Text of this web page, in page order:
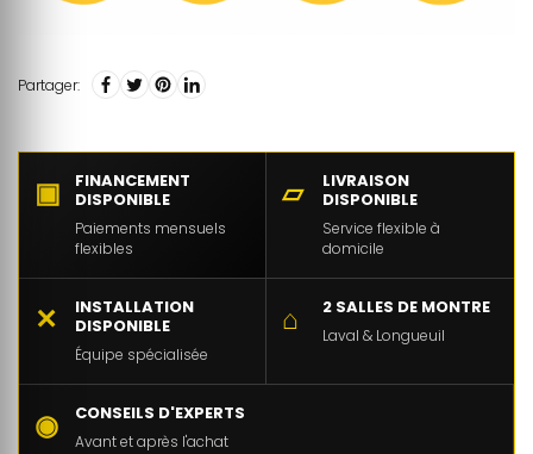
Partager:
▣
FINANCEMENT
DISPONIBLE
Paiements mensuels
flexibles
▱
LIVRAISON
DISPONIBLE
Service flexible à
domicile
✕
INSTALLATION
DISPONIBLE
Équipe spécialisée
⌂ 2 SALLES DE MONTRE
Laval & Longueuil
◉ CONSEILS D'EXPERTS
Avant et après l'achat